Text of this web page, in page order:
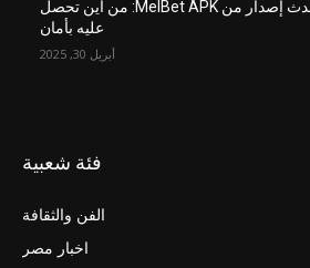
أحدث إصدار من MelBet APK: من أين تحصل
عليه بأمان
أبريل 30, 2025
فئة شعبية
الفن والثقافة
اخبار مصر